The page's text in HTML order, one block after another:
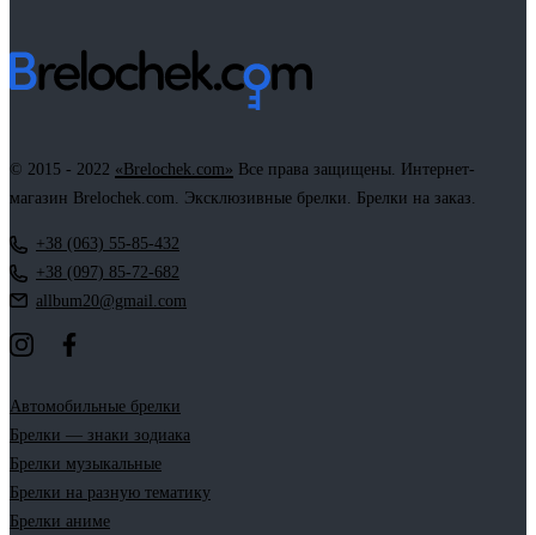
© 2015 - 2022 «Brelochek.com» Все права защищены. Интернет-
магазин Brelochek.com. Эксклюзивные брелки. Брелки на заказ.
+38 (063) 55-85-432
+38 (097) 85-72-682
allbum20@gmail.com
Автомобильные брелки
Брелки — знаки зодиака
Брелки музыкальные
Брелки на разную тематику
Брелки аниме